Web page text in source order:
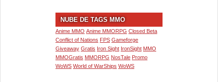
NUBE DE TAGS MMO
Anime MMO Anime MMORPG Closed Beta
Conflict of Nations FPS Gameforge
Giveaway Gratis Iron Sight IronSight MMO
MMOGratis MMORPG NosTale Promo
WoWS World of WarShips WoWS